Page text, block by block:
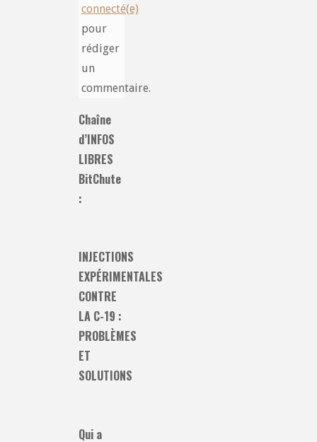
connecté(e)
pour
rédiger
un
commentaire.
Chaîne
d’INFOS
LIBRES
BitChute
:
INJECTIONS
EXPÉRIMENTALES
CONTRE
LA C-19 :
PROBLÈMES
ET
SOLUTIONS
Qui a